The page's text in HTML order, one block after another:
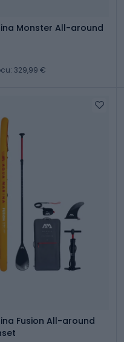
Monster All-around
329,99 €
Fusion All-around